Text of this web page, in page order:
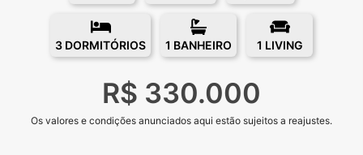
3 DORMITÓRIOS 1 BANHEIRO 1 LIVING
R$ 330.000
Os valores e condições anunciados aqui estão sujeitos a reajustes.